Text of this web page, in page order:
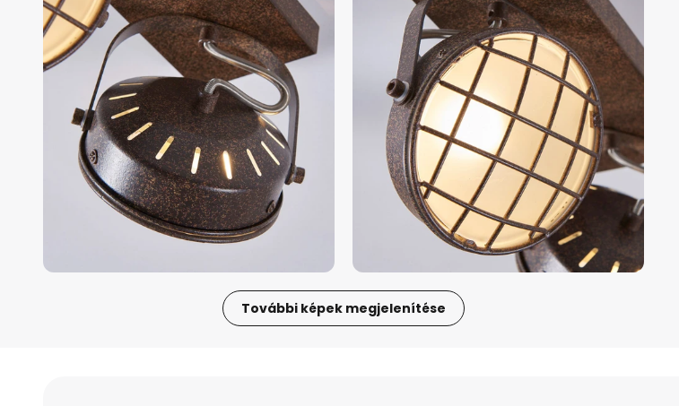
További képek megjelenítése